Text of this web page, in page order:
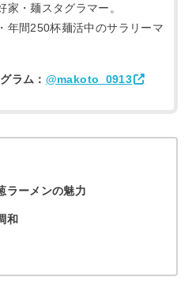
家・麺スタグラマー。
年間250杯麺活中のサラリーマ
ラム： @makoto_0913
ラーメンの魅力
和